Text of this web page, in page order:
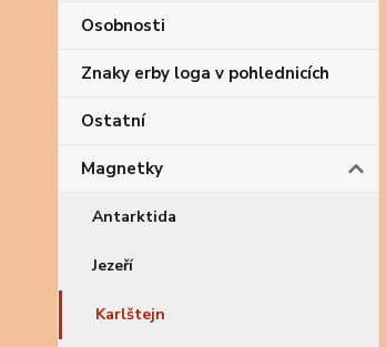
Osobnosti
Znaky erby loga v pohlednicích
Ostatní
Magnetky
Antarktida
Jezeří
Karlštejn